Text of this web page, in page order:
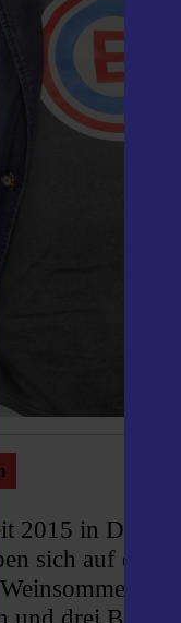
2015 in
sich auf